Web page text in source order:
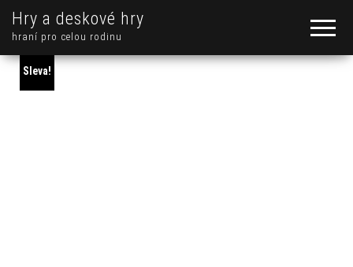
Hry a deskové hry
hraní pro celou rodinu
Sleva!